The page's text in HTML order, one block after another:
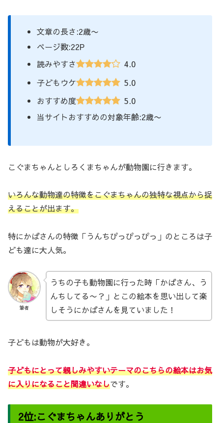
文章の長さ:2歳〜
ページ数:22P
読みやすさ
4.0
子どもウケ 5.0
おすすめ度 5.0
当サイトおすすめの対象年齢:2歳〜
こぐまちゃんとしろくまちゃんが動物園に行きます。
いろんな動物達の特徴をこぐまちゃんの独特な視点から捉
えることが出ます。
特にかばさんの特徴「うんちぴっぴっぴっ」のところは子
ども達に大人気。
筆者
うちの子も動物園に行った時「かばさん、う
んちしてる〜？」とこの絵本を思い出して楽
しそうにかばさんを見ていました！
子どもは動物が大好き。
子どもにとって親しみやすいテーマのこちらの絵本はお気
に入りになること間違いなしです。
2位:こぐまちゃんありがとう